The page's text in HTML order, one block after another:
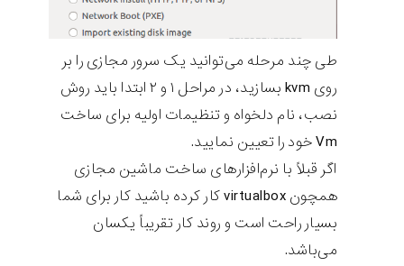
طی چند مرحله می‌توانید یک سرور مجازی را بر
روی kvm بسازید، در مراحل ۱ و ۲ ابتدا باید روش
نصب، نام دلخواه و تنظیمات اولیه برای ساخت
Vm خود را تعیین نمایید.
اگر قبلاً با نرم‌افزارهای ساخت ماشین مجازی
همچون virtualbox کار کرده باشید کار برای شما
بسیار راحت است و روند کار تقریباً یکسان
می‌باشد.